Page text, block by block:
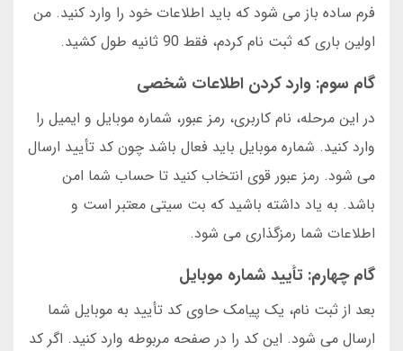
فرم ساده باز می شود که باید اطلاعات خود را وارد کنید. من
اولین باری که ثبت نام کردم، فقط 90 ثانیه طول کشید.
گام سوم: وارد کردن اطلاعات شخصی
در این مرحله، نام کاربری، رمز عبور، شماره موبایل و ایمیل را
وارد کنید. شماره موبایل باید فعال باشد چون کد تأیید ارسال
می شود. رمز عبور قوی انتخاب کنید تا حساب شما امن
باشد. به یاد داشته باشید که بت سیتی معتبر است و
اطلاعات شما رمزگذاری می شود.
گام چهارم: تأیید شماره موبایل
بعد از ثبت نام، یک پیامک حاوی کد تأیید به موبایل شما
ارسال می شود. این کد را در صفحه مربوطه وارد کنید. اگر کد